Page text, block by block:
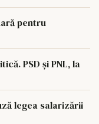
pentru
PSD și PNL, la
legea salarizării